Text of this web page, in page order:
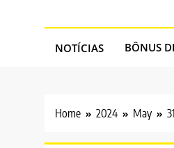
NOTÍCIAS BÔNUS
Home 2024 May 31